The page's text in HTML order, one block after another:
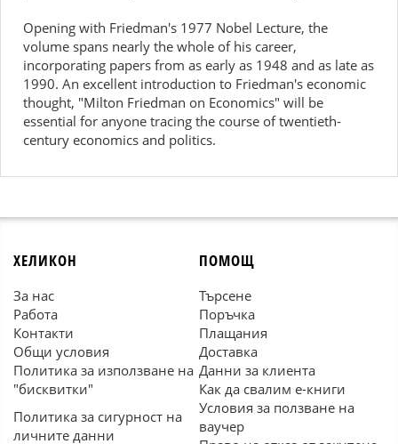
Opening with Friedman's 1977 Nobel Lecture, the
volume spans nearly the whole of his career,
incorporating papers from as early as 1948 and as late as
1990. An excellent introduction to Friedman's economic
thought, "Milton Friedman on Economics" will be
essential for anyone tracing the course of twentieth-
century economics and politics.
ХЕЛИКОН
За нас
Работа
Контакти
Общи условия
Политика за използване на
"бисквитки"
Политика за сигурност на
личните данни
ПОМОЩ
Търсене
Поръчка
Плащания
Доставка
Данни за клиента
Как да свалим е-книги
Условия за ползване на
ваучер